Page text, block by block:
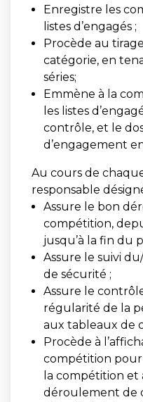
Enregistre les
listes d’engagés ;
Procède au
catégorie, en
séries;
Emmène à la
les listes
contrôle, et le
d’engagement
Au cours de
responsable
Assure le bon
compétition,
jusqu’à la fin du
Assure le suivi
de sécurité ;
Assure le
régularité de la
aux tableaux de
Procède à
compétition
la compétition et
déroulement de